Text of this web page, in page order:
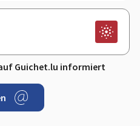
Guichet.lu informiert